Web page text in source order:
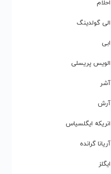
احلام
الی گولدینگ
ابی
الویس پریسلی
آشر
آرش
انریکه ایگلسیاس
آریانا گرانده
ایگلز